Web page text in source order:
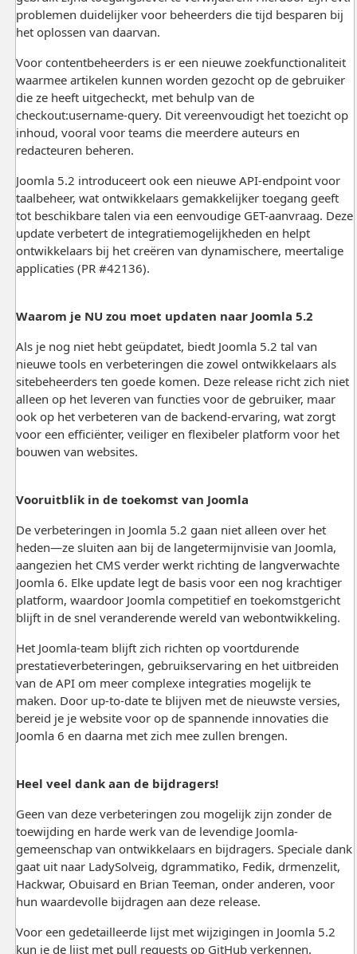
problemen duidelijker voor beheerders die tijd besparen bij
het oplossen van daarvan.
Voor contentbeheerders is er een nieuwe zoekfunctionaliteit
waarmee artikelen kunnen worden gezocht op de gebruiker
die ze heeft uitgecheckt, met behulp van de
checkout:username-query. Dit vereenvoudigt het toezicht op
inhoud, vooral voor teams die meerdere auteurs en
redacteuren beheren.
Joomla 5.2 introduceert ook een nieuwe API-endpoint voor
taalbeheer, wat ontwikkelaars gemakkelijker toegang geeft
tot beschikbare talen via een eenvoudige GET-aanvraag. Deze
update verbetert de integratiemogelijkheden en helpt
ontwikkelaars bij het creëren van dynamischere, meertalige
applicaties (PR #42136).
Waarom je NU zou moet updaten naar Joomla 5.2
Als je nog niet hebt geüpdatet, biedt Joomla 5.2 tal van
nieuwe tools en verbeteringen die zowel ontwikkelaars als
sitebeheerders ten goede komen. Deze release richt zich niet
alleen op het leveren van functies voor de gebruiker, maar
ook op het verbeteren van de backend-ervaring, wat zorgt
voor een efficiënter, veiliger en flexibeler platform voor het
bouwen van websites.
Vooruitblik in de toekomst van Joomla
De verbeteringen in Joomla 5.2 gaan niet alleen over het
heden—ze sluiten aan bij de langetermijnvisie van Joomla,
aangezien het CMS verder werkt richting de langverwachte
Joomla 6. Elke update legt de basis voor een nog krachtiger
platform, waardoor Joomla competitief en toekomstgericht
blijft in de snel veranderende wereld van webontwikkeling.
Het Joomla-team blijft zich richten op voortdurende
prestatieverbeteringen, gebruikservaring en het uitbreiden
van de API om meer complexe integraties mogelijk te
maken. Door up-to-date te blijven met de nieuwste versies,
bereid je je website voor op de spannende innovaties die
Joomla 6 en daarna met zich mee zullen brengen.
Heel veel dank aan de bijdragers!
Geen van deze verbeteringen zou mogelijk zijn zonder de
toewijding en harde werk van de levendige Joomla-
gemeenschap van ontwikkelaars en bijdragers. Speciale dank
gaat uit naar LadySolveig, dgrammatiko, Fedik, drmenzelit,
Hackwar, Obuisard en Brian Teeman, onder anderen, voor
hun waardevolle bijdragen aan deze release.
Voor een gedetailleerde lijst met wijzigingen in Joomla 5.2
kun je de lijst met pull requests op GitHub verkennen.